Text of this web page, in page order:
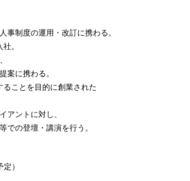
事制度の運用・改訂に携わる。
。
案に携わる。
ことを目的に創業された
アントに対し、
での登壇・講演を行う。
定）